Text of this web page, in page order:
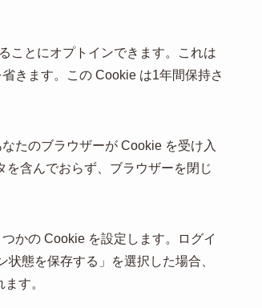
ことにオプトインできます。これは
きます。この Cookie は1年間保持さ
たのブラウザーが Cookie を受け入
含んでおらず、ブラウザーを閉じ
かの Cookie を設定します。ログイ
態を保存する」を選択した場合、
す。